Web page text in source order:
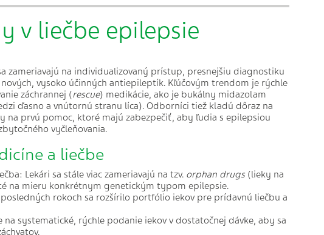
v liečbe epilepsie
zameriavajú na individualizovaný prístup, presnejšiu diagnostiku
vysoko účinných antiepileptík. Kľúčovým trendom je rýchle
záchrannej (rescue) medikácie, ako je bukálny midazolam
ďasno a vnútornú stranu líca). Odborníci tiež kladú dôraz na
na prvú pomoc, ktoré majú zabezpečiť, aby ľudia s epilepsiou
vyčleňovania.
a liečbe
Lekári sa stále viac zameriavajú na tzv. orphan drugs(lieky na
na mieru konkrétnym genetickým typom epilepsie.
rokoch sa rozšírilo portfólio iekov pre prídavnú liečbu a
systematické, rýchle podanie iekov v dostatočnej dávke, aby sa